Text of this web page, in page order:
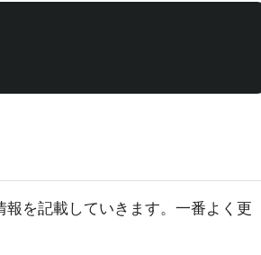
を記載していきます。一番よく更